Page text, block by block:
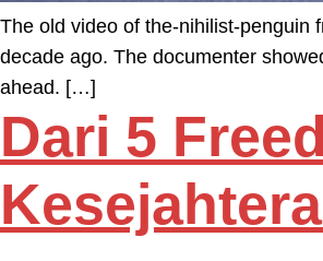
The old video of the-nihilist-penguin
decade ago. The documenter
ahead. […]
Dari 5